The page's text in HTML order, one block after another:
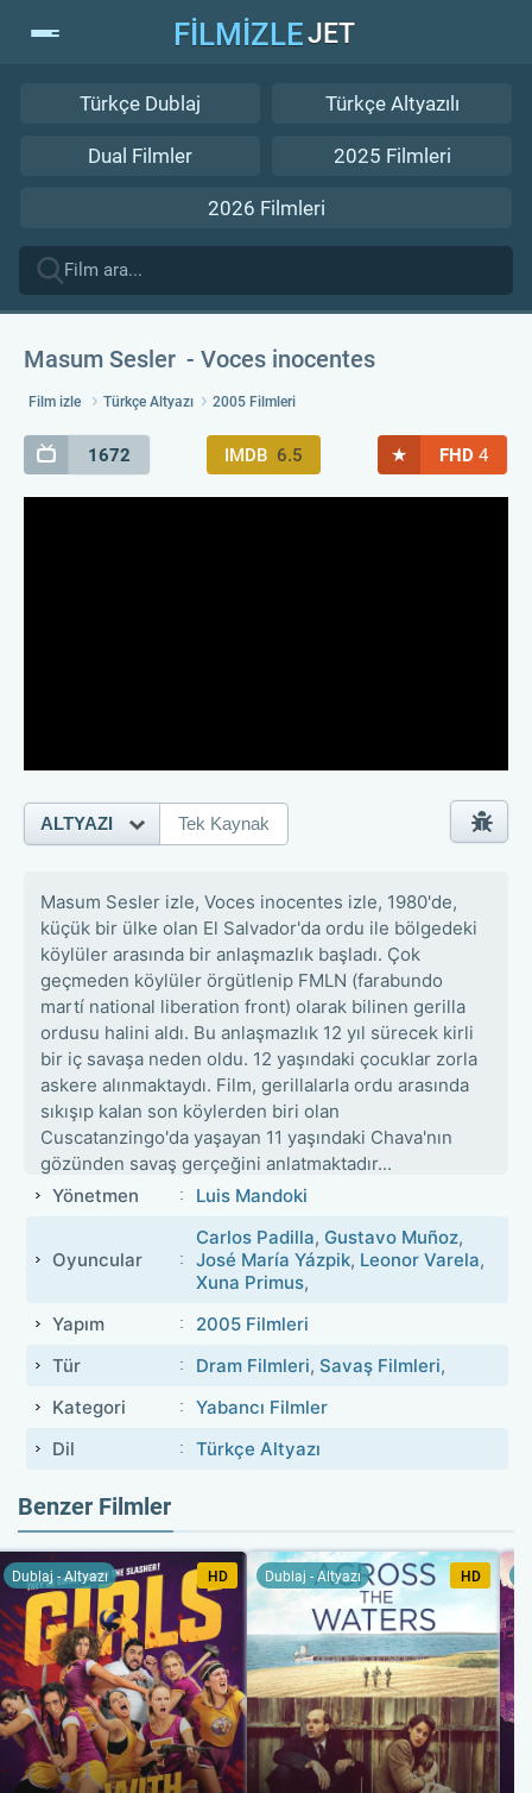
FİLMİZLEJET
Türkçe Dublaj Türkçe Altyazılı
Dual Filmler 2025 Filmleri
2026 Filmleri
Masum Sesler Voces inocentes
Film izle Türkçe Altyazı 2005 Filmleri
1672 IMDB 6.5 ★ FHD 4
Masum Sesler izle, Voces inocentes izle, 1980'de,
küçük bir ülke olan El Salvador'da ordu ile bölgedeki
köylüler arasında bir anlaşmazlık başladı. Çok
geçmeden köylüler örgütlenip FMLN (farabundo
martí national liberation front) olarak bilinen gerilla
ordusu halini aldı. Bu anlaşmazlık 12 yıl sürecek kirli
bir iç savaşa neden oldu. 12 yaşındaki çocuklar zorla
askere alınmaktaydı. Film, gerillalarla ordu arasında
sıkışıp kalan son köylerden biri olan
Cuscatanzingo'da yaşayan 11 yaşındaki Chava'nın
gözünden savaş gerçeğini anlatmaktadır...
Yönetmen
Luis Mandoki
Oyuncular
Carlos Padilla, Gustavo Muñoz,
José María Yázpik, Leonor Varela,
Xuna Primus,
Yapım
2005 Filmleri
Tür
Dram Filmleri, Savaş Filmleri,
Kategori
Yabancı Filmler
Dil
Türkçe Altyazı
ALTYAZI Tek Kaynak
Benzer Filmler
Dublaj - Altyazı HD Dublaj - Altyazı HD